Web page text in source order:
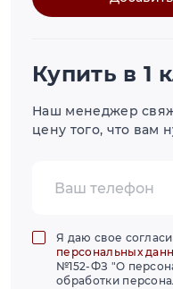
Купить в 1
Наш менеджер
цену того, что вам
Я даю свое
персональных
№152-ФЗ "О
обработки